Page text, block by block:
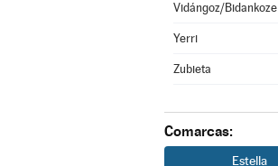
Vidángoz/Bidankoze
Yerri
Zubieta
Comarcas:
Estella